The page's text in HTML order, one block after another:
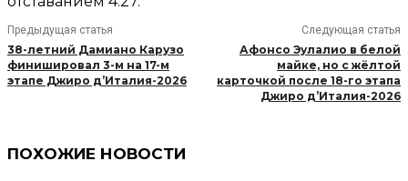
Предыдущая статья
38-летний Дамиано Карузо
финишировал 3-м на 17-м
этапе Джиро д’Италия-2026
Следующая статья
Афонсо Эулалио в белой
майке, но с жёлтой
карточкой после 18-го этапа
Джиро д’Италия-2026
ПОХОЖИЕ НОВОСТИ